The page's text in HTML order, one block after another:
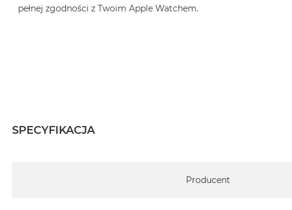
pełnej zgodności z Twoim Apple Watchem.
SPECYFIKACJA
Producent